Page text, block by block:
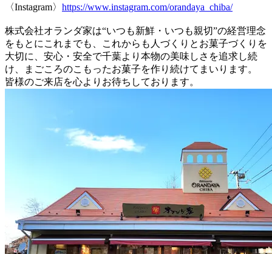
〈Instagram〉 https://www.instagram.com/orandaya_chiba/
株式会社オランダ家は“いつも新鮮・いつも親切”の経営理念
をもとにこれまでも、これからも人づくりとお菓子づくりを
大切に、安心・安全で千葉より本物の美味しさを追求し続
け、まごころのこもったお菓子を作り続けてまいります。
皆様のご来店を心よりお待ちしております。